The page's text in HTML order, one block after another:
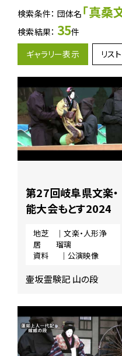
ー
ジ
文
へ
移
検索条件： 団体名 「真桑
検索結果： 35件
ギャラリー表示
リス
第27回岐阜県文楽・
能大会もとす2024
地芝
居
｜文楽・人形浄
瑠璃
資料
｜公演映像
壷坂霊験記 山の段